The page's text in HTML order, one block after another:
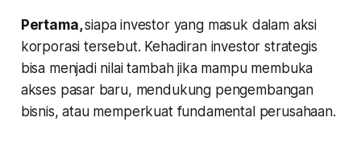
Pertama,siapa investor yang masuk dalam aksi
korporasi tersebut. Kehadiran investor strategis
bisa menjadi nilai tambah jika mampu membuka
akses pasar baru, mendukung pengembangan
bisnis, atau memperkuat fundamental perusahaan.